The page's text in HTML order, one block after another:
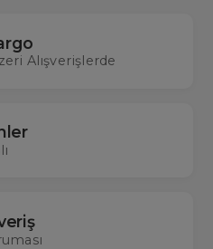
Alışverişlerde